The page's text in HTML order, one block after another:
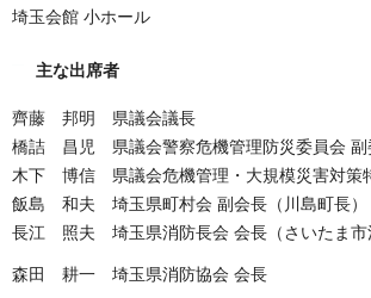
埼玉会館 小ホール
主な出席者
齊藤 邦明 県議会議長
橋詰 昌児 県議会警察危機管理防災委員会 副
木下 博信 県議会危機管理・大規模災害対策
飯島 和夫 埼玉県町村会 副会長（川島町長）
長江 照夫 埼玉県消防長会 会長（さいたま市
森田 耕一 埼玉県消防協会 会長